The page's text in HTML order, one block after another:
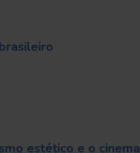
estético e o cinema